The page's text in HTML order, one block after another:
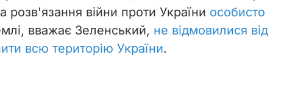
розв'язання війни проти України особисто
вважає Зеленський, не відмовилися від
всю територію України.